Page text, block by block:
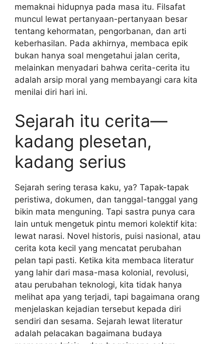
memaknai hidupnya pada masa itu. Filsafat
muncul lewat pertanyaan-pertanyaan besar
tentang kehormatan, pengorbanan, dan arti
keberhasilan. Pada akhirnya, membaca epik
bukan hanya soal mengetahui jalan cerita,
melainkan menyadari bahwa cerita-cerita itu
adalah arsip moral yang membayangi cara kita
menilai diri hari ini.
Sejarah itu cerita—
kadang plesetan,
kadang serius
Sejarah sering terasa kaku, ya? Tapak-tapak
peristiwa, dokumen, dan tanggal-tanggal yang
bikin mata menguning. Tapi sastra punya cara
lain untuk mengetuk pintu memori kolektif kita:
lewat narasi. Novel historis, puisi nasional, atau
cerita kota kecil yang mencatat perubahan
pelan tapi pasti. Ketika kita membaca literatur
yang lahir dari masa-masa kolonial, revolusi,
atau perubahan teknologi, kita tidak hanya
melihat apa yang terjadi, tapi bagaimana orang
menjelaskan kejadian tersebut kepada diri
sendiri dan sesama. Sejarah lewat literatur
adalah pelacakan bagaimana budaya